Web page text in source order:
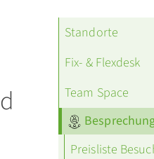
Standorte
Fix- & Flexdesk
Team Space
Preisliste